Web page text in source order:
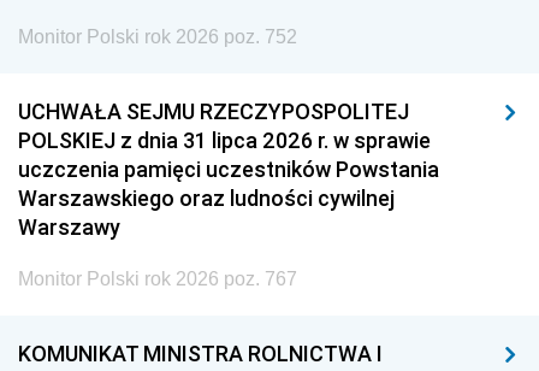
Monitor Polski rok 2026 poz. 752
UCHWAŁA SEJMU RZECZYPOSPOLITEJ
POLSKIEJ z dnia 31 lipca 2026 r. w sprawie
uczczenia pamięci uczestników Powstania
Warszawskiego oraz ludności cywilnej
Warszawy
Monitor Polski rok 2026 poz. 767
KOMUNIKAT MINISTRA ROLNICTWA I